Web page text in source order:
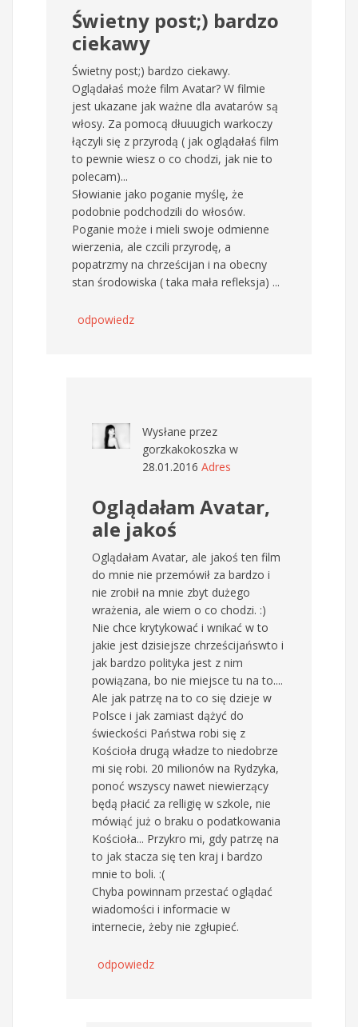
Świetny post;) bardzo
ciekawy
Świetny post;) bardzo ciekawy.
Oglądałaś może film Avatar? W filmie
jest ukazane jak ważne dla avatarów są
włosy. Za pomocą dłuuugich warkoczy
łączyli się z przyrodą ( jak oglądałaś film
to pewnie wiesz o co chodzi, jak nie to
polecam)...
Słowianie jako poganie myślę, że
podobnie podchodzili do włosów.
Poganie może i mieli swoje odmienne
wierzenia, ale czcili przyrodę, a
popatrzmy na chrześcijan i na obecny
stan środowiska ( taka mała refleksja) ...
odpowiedz
Wysłane przez
gorzkakokoszka w
28.01.2016 Adres
Oglądałam Avatar,
ale jakoś
Oglądałam Avatar, ale jakoś ten film
do mnie nie przemówił za bardzo i
nie zrobił na mnie zbyt dużego
wrażenia, ale wiem o co chodzi. :)
Nie chce krytykować i wnikać w to
jakie jest dzisiejsze chrześcijańswto i
jak bardzo polityka jest z nim
powiązana, bo nie miejsce tu na to....
Ale jak patrzę na to co się dzieje w
Polsce i jak zamiast dążyć do
świeckości Państwa robi się z
Kościoła drugą władze to niedobrze
mi się robi. 20 milionów na Rydzyka,
ponoć wszyscy nawet niewierzący
będą płacić za relligię w szkole, nie
mówiąć już o braku o podatkowania
Kościoła... Przykro mi, gdy patrzę na
to jak stacza się ten kraj i bardzo
mnie to boli. :(
Chyba powinnam przestać oglądać
wiadomości i informacie w
internecie, żeby nie zgłupieć.
odpowiedz